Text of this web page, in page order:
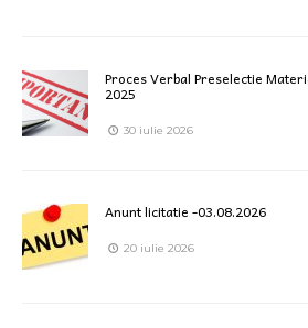
Proces Verbal Preselectie
2025
30 iulie 2026
Anunt licitatie -03.08.2026
20 iulie 2026